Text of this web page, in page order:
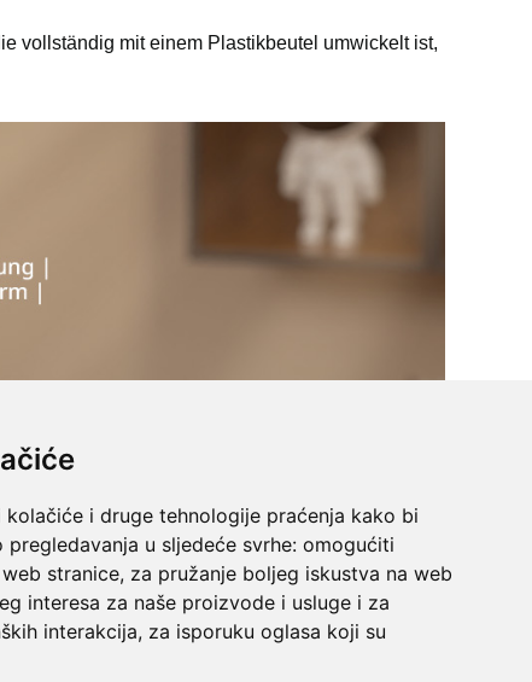
i druge tehnologije praćenja kako bi
u sljedeće svrhe: omogućiti
stranice, za pružanje boljeg iskustva na web
interesa za naše proizvode i usluge i za
interakcija, za isporuku oglasa koji su